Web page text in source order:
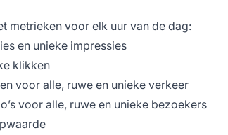
metrieken voor elk uur van de dag:
en unieke impressies
klikken
voor alle, ruwe en unieke verkeer
voor alle, ruwe en unieke bezoekers